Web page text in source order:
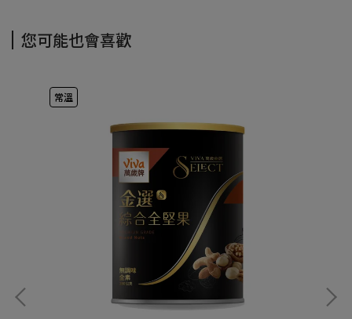
您可能也會喜歡
常溫